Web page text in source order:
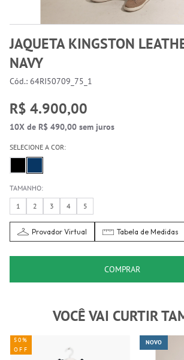
JAQUETA KINGSTON
NAVY
Cód.: 64RI50709_75_1
R$ 4.900,00
10X de R$ 490,00 sem juros
SELECIONE A COR:
TAMANHO:
1
2 3 4 5
Provador Virtual Tabela de Medidas
COMPRAR
VOCÊ VAI CURTIR
50%
OFF
NOVO